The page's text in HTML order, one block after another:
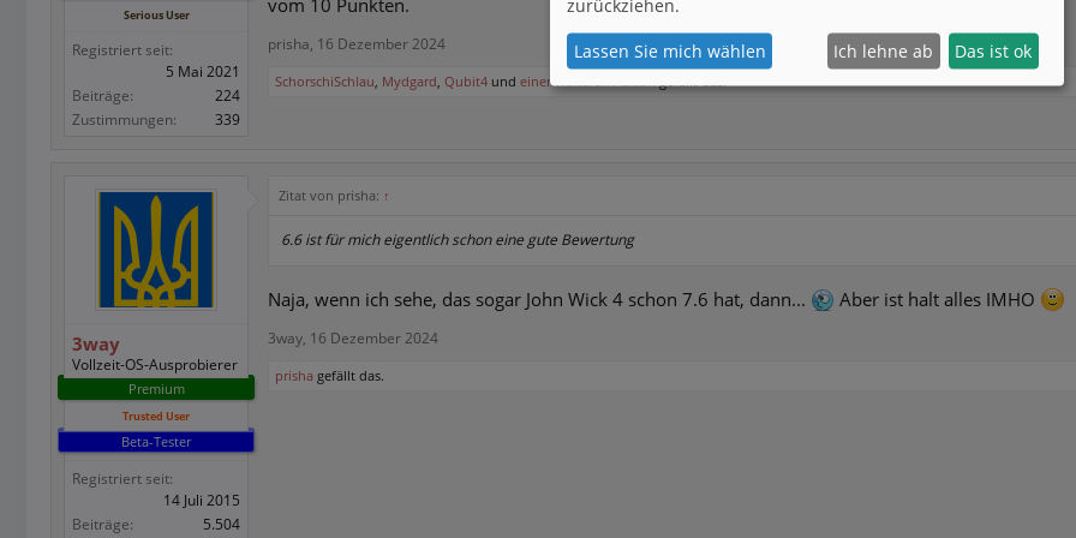
Serious User
Registriert seit:
5 Mai 2021
Beiträge:
224
Zustimmungen:
339
vom 10 Punkten.
prisha, 16 Dezember 2024
SchorschiSchlau, Mydgard, Qubit4 und einer weiteren Persongefällt das.
3way
Vollzeit-OS-Ausprobierer
Premium
Trusted User
Beta-Tester
Registriert seit:
14 Juli 2015
Beiträge:
5.504
Zitat von prisha: ↑
6.6 ist für mich eigentlich schon eine gute Bewertung
Naja, wenn ich sehe, das sogar John Wick 4 schon 7.6 hat, dann... Aber ist halt alles IMHO
3way, 16 Dezember 2024
prisha gefällt das.
Lassen Sie mich wählen Ich lehne ab Das ist ok